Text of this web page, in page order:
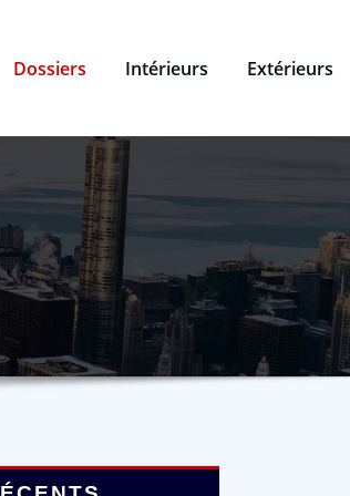
Dossiers Intérieurs Extérieurs